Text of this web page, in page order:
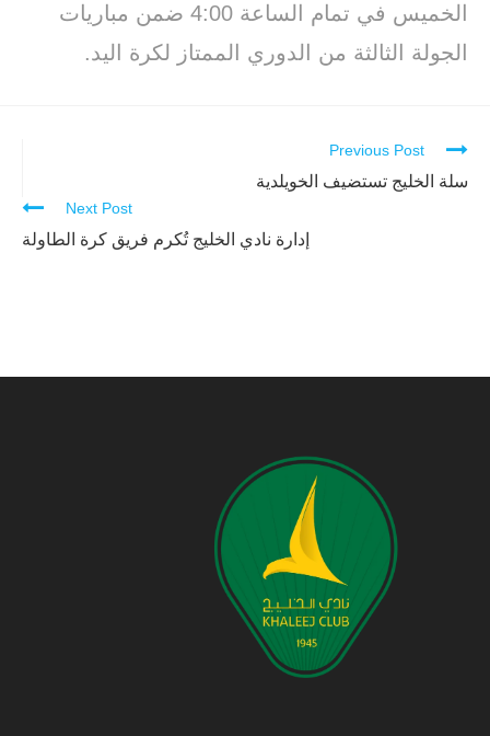
الخميس في تمام الساعة 4:00 ضمن مباريات
الجولة الثالثة من الدوري الممتاز لكرة اليد.
Continue
Reading
Previous Post
سلة الخليج تستضيف الخويلدية
Next Post
إدارة نادي الخليج تُكرم فريق كرة الطاولة